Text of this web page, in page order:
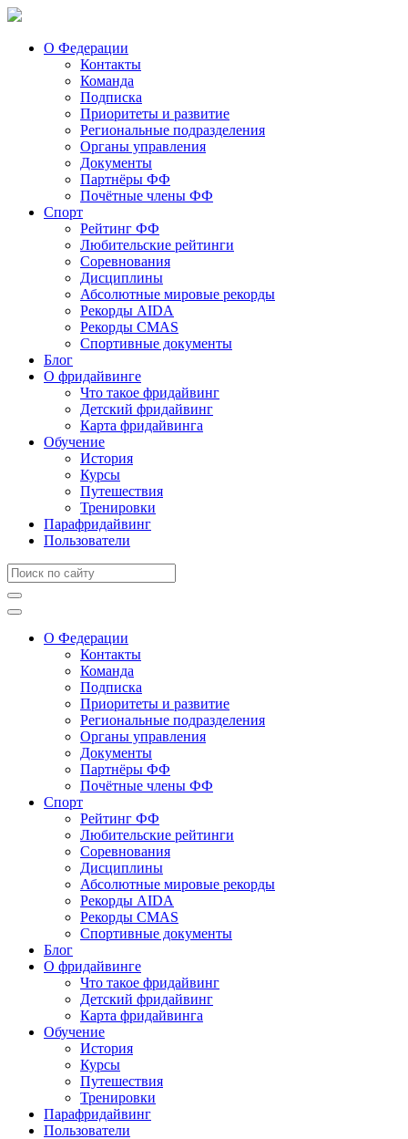
О Федерации
Контакты
Команда
Подписка
Приоритеты и развитие
Региональные подразделения
Органы управления
Документы
Партнёры ФФ
Почётные члены ФФ
Спорт
Рейтинг ФФ
Любительские рейтинги
Соревнования
Дисциплины
Абсолютные мировые рекорды
Рекорды AIDA
Рекорды CMAS
Спортивные документы
Блог
О фридайвинге
Что такое фридайвинг
Детский фридайвинг
Карта фридайвинга
Обучение
История
Курсы
Путешествия
Тренировки
Парафридайвинг
Пользователи
О Федерации
Контакты
Команда
Подписка
Приоритеты и развитие
Региональные подразделения
Органы управления
Документы
Партнёры ФФ
Почётные члены ФФ
Спорт
Рейтинг ФФ
Любительские рейтинги
Соревнования
Дисциплины
Абсолютные мировые рекорды
Рекорды AIDA
Рекорды CMAS
Спортивные документы
Блог
О фридайвинге
Что такое фридайвинг
Детский фридайвинг
Карта фридайвинга
Обучение
История
Курсы
Путешествия
Тренировки
Парафридайвинг
Пользователи